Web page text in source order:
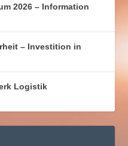
2026 – Information
– Investition in
Logistik